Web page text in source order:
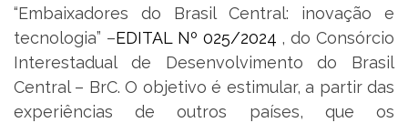
“Embaixadores do Brasil Central: inovação e
tecnologia” –EDITAL Nº 025/2024 , do Consórcio
Interestadual de Desenvolvimento do Brasil
Central – BrC. O objetivo é estimular, a partir das
experiências de outros países, que os